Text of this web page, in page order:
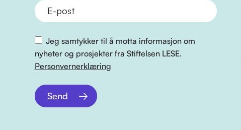
Jeg samtykker til å motta informasjon om
nyheter og prosjekter fra Stiftelsen LESE.
Personvernerklæring
Send